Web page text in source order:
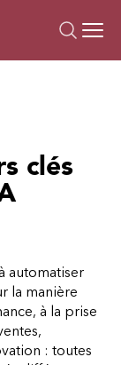
clés
automatiser
la manière
à la prise
: toutes